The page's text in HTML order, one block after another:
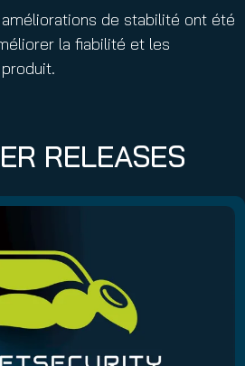
de stabilité ont été
la fiabilité et les
RELEASES